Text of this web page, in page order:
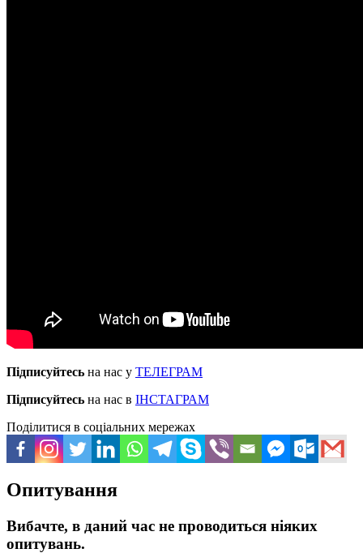
Підписуйтесь на нас у ТЕЛЕГРАМ
Підписуйтесь на нас в ІНСТАГРАМ
Поділитися в соціальних мережах
Опитування
Вибачте, в даний час не проводиться ніяких
опитувань.